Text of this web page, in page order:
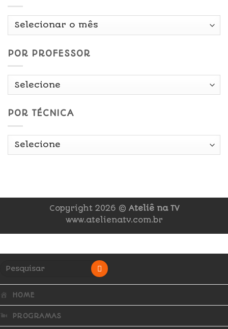
Por
POR PROFESSOR
POR TÉCNICA
Copyright 2026 © Ateliê na TV
www.atelienatv.com.br
HOME
PROGRAMAS